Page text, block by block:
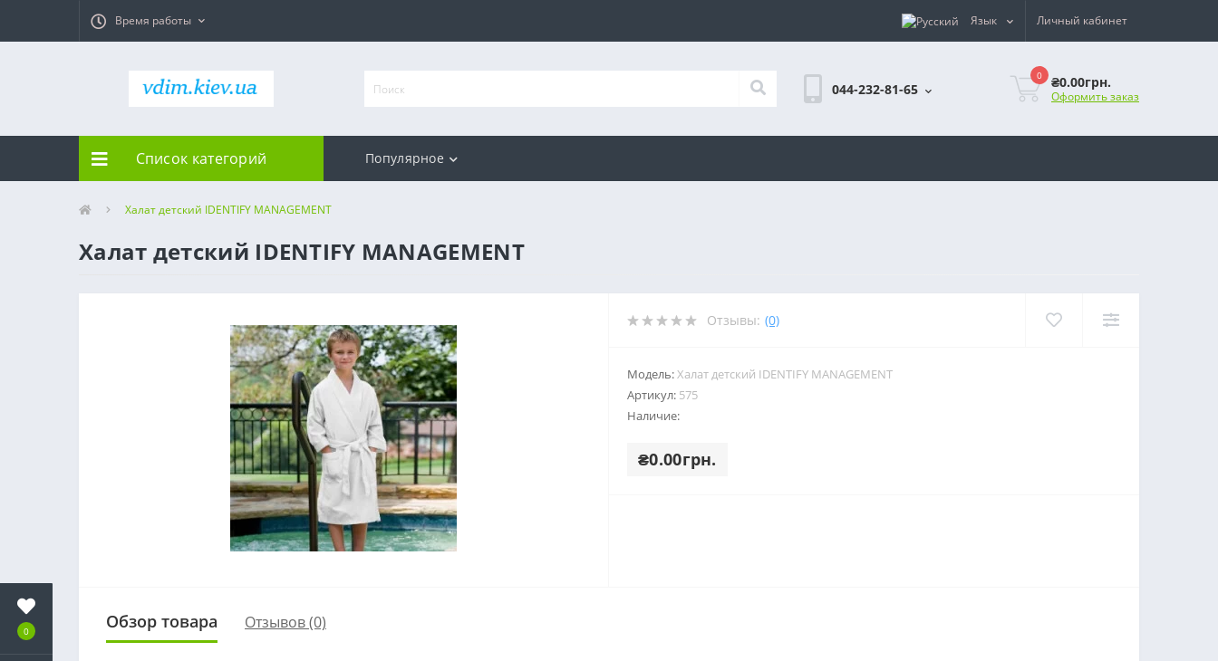
0
Время работы Язык Личный кабинет
044-232-81-65
0 ₴0.00грн.
Оформить заказ
Список категорий Популярное
Халат детский IDENTIFY MANAGEMENT
Халат детский IDENTIFY MANAGEMENT
Отзывы: (0)
Модель:Халат детский IDENTIFY MANAGEMENT
Артикул: 575
Наличие:
₴0.00грн.
Обзор товара Отзывов (0)